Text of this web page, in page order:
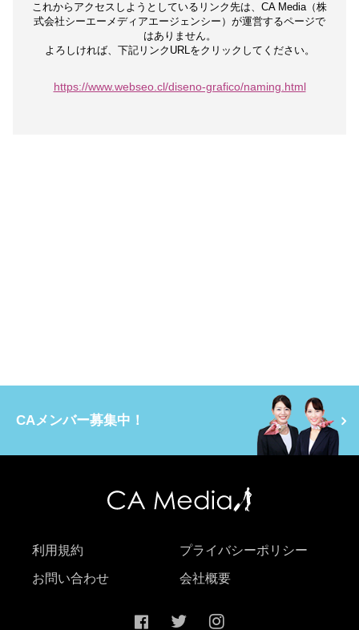
これからアクセスしようとしているリンク先は、 CA Media（株
式会社シーエーメディアエージェンシー）が運営するページで
はありません。
よろしければ、下記リンクURLをクリックしてください。
https://www.webseo.cl/diseno-grafico/naming.html
CAメンバー募集中！
利用規約 プライバシーポリシー
お問い合わせ 会社概要